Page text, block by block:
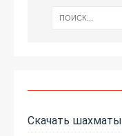
Скачать шахматы